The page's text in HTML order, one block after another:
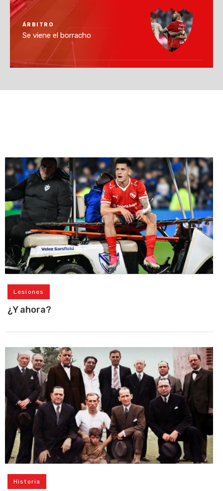
ÁRBITRO
Se viene el borracho
Lesiones
¿Y ahora?
Historia